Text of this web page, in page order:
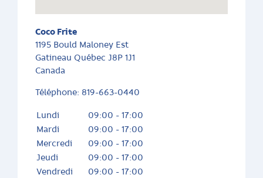
Coco Frite
1195 Bould Maloney Est
Gatineau Québec J8P 1J1
Canada
Téléphone: 819-663-0440
Lundi
09:00 - 17:00
Mardi
09:00 - 17:00
Mercredi
09:00 - 17:00
Jeudi
09:00 - 17:00
Vendredi
09:00 - 17:00